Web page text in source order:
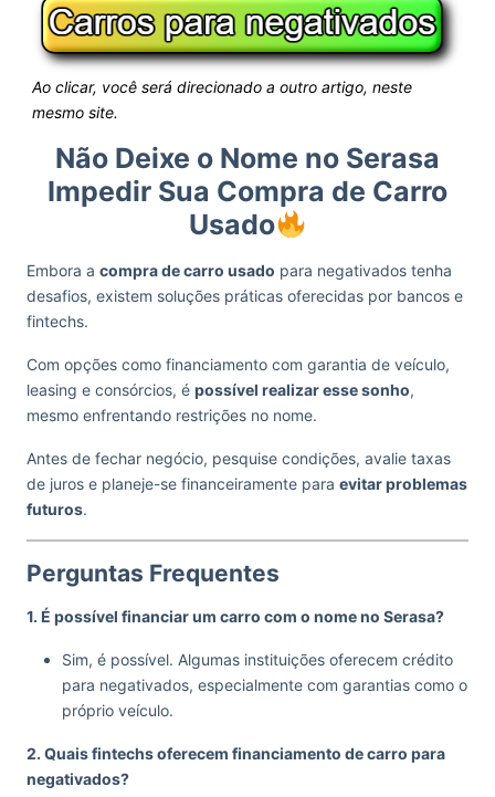
Ao clicar, você será direcionado a outro artigo, neste
mesmo site.
Não Deixe o Nome no Serasa
Impedir Sua Compra de Carro
Usado
Embora a compra de carro usado para negativados tenha
desafios, existem soluções práticas oferecidas por bancos e
fintechs.
Com opções como financiamento com garantia de veículo,
leasing e consórcios, é possível realizar esse sonho,
mesmo enfrentando restrições no nome.
Antes de fechar negócio, pesquise condições, avalie taxas
de juros e planeje-se financeiramente para evitar problemas
futuros.
Perguntas Frequentes
1. É possível financiar um carro com o nome no Serasa?
Sim, é possível. Algumas instituições oferecem crédito
para negativados, especialmente com garantias como o
próprio veículo.
2. Quais fintechs oferecem financiamento de carro para
negativados?